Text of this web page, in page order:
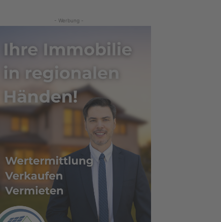
- Werbung -